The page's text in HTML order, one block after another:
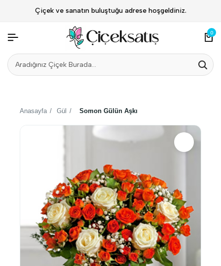
Çiçek ve sanatın buluştuğu adrese hoşgeldiniz.
0
Anasayfa / Gül / Somon Gülün Aşkı